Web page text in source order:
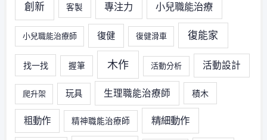
創新 客製 專注力 小兒職能治療
小兒職能治療師 復健 復健滑車 復能家
找一找 握筆 木作 活動分析 活動設計
爬升架 玩具 生理職能治療師 積木
粗動作 精神職能治療師 精細動作